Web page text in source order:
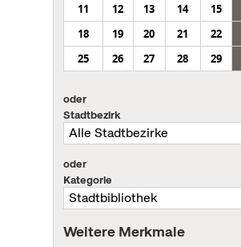
11
12 13 14 15
18
19 20 21 22
25
26 27 28 29
oder
Stadtbezirk
oder
Kategorie
Weitere Merkmale